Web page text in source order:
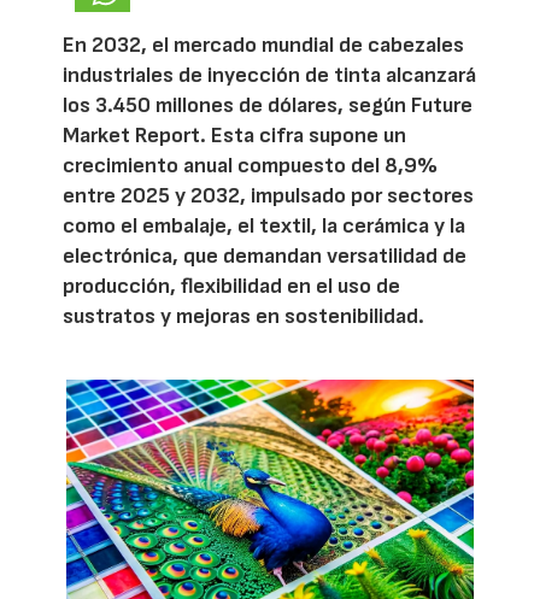
En 2032, el mercado mundial de cabezales
industriales de inyección de tinta alcanzará
los 3.450 millones de dólares, según Future
Market Report. Esta cifra supone un
crecimiento anual compuesto del 8,9%
entre 2025 y 2032, impulsado por sectores
como el embalaje, el textil, la cerámica y la
electrónica, que demandan versatilidad de
producción, flexibilidad en el uso de
sustratos y mejoras en sostenibilidad.